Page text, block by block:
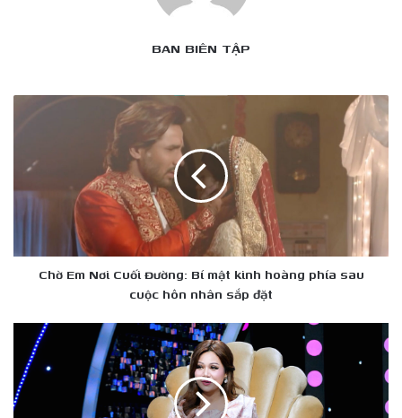
BAN BIÊN TẬP
mật
hoàng
nhân
sắp
đặt
Chờ Em Nơi Cuối Đường: Bí mật kinh hoàng phía sau
cuộc hôn nhân sắp đặt
Dương
Hồng
Loan
tiết
lộ